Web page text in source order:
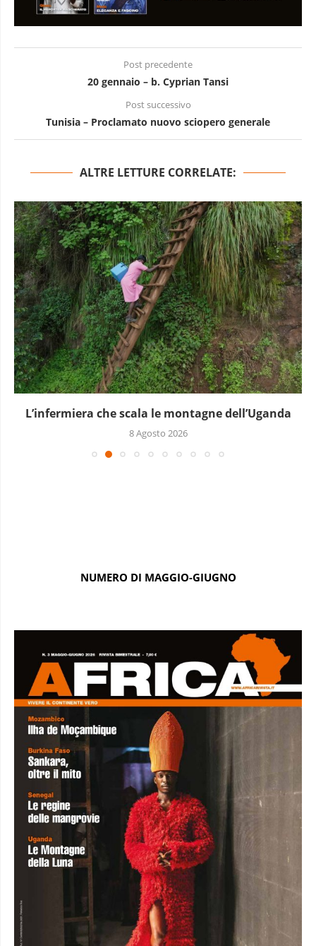
Post precedente
20 gennaio – b. Cyprian Tansi
Post successivo
Tunisia – Proclamato nuovo sciopero generale
ALTRE LETTURE CORRELATE:
L’infermiera che scala le montagne dell’Uganda
8 Agosto 2026
NUMERO DI MAGGIO-GIUGNO